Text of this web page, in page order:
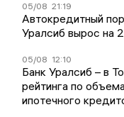
05/08 21:19
Автокредитный
Уралсиб вырос на
05/08 12:10
Банк Уралсиб – в
рейтинга по
ипотечного